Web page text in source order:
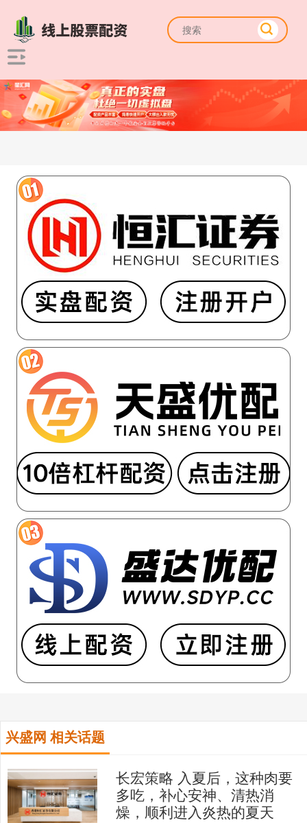
兴盛网 相关话题
长宏策略 入夏后，这种肉要
多吃，补心安神、清热消
燥，顺利进入炎热的夏天